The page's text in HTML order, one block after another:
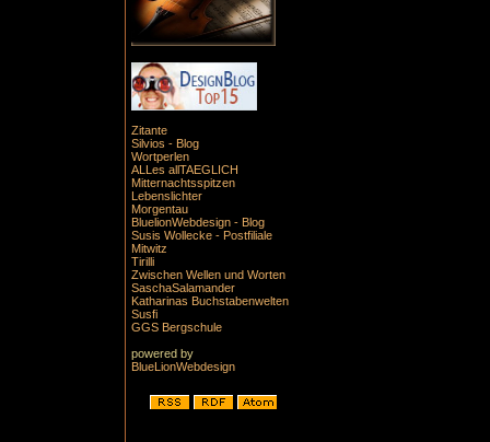
Zitante
Silvios - Blog
Wortperlen
ALLes allTAEGLICH
Mitternachtsspitzen
Lebenslichter
Morgentau
BluelionWebdesign - Blog
Susis Wollecke - Postfiliale
Mitwitz
Tirilli
Zwischen Wellen und Worten
SaschaSalamander
Katharinas Buchstabenwelten
Susfi
GGS Bergschule
powered by
BlueLionWebdesign